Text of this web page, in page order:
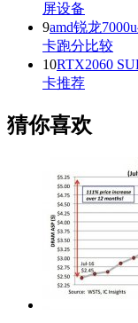
屏设备
9amd锐龙
卡跑分比较
10RTX2060
卡推荐
猜你喜欢